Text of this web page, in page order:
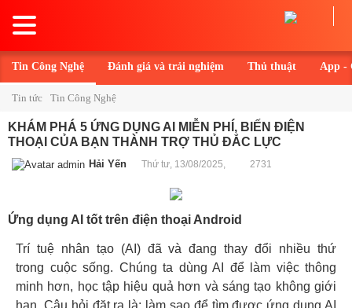
Toggle
navigation
Tin Công Nghệ Đánh giá và trải nghiệm Thủ thuật App -
Tin tức Tin Công Nghệ
KHÁM PHÁ 5 ỨNG DỤNG AI MIỄN PHÍ, BIẾN ĐIỆN
THOẠI CỦA BẠN THÀNH TRỢ THỦ ĐẮC LỰC
Hải Yến Thứ tư, 13/08/2025, 2731
Ứng dụng AI tốt trên điện thoại Android
Trí tuệ nhân tạo (AI) đã và đang thay đổi nhiều thứ
trong cuộc sống. Chúng ta dùng AI để làm việc thông
minh hơn, học tập hiệu quả hơn và sáng tạo không giới
hạn. Câu hỏi đặt ra là: làm sao để tìm được ứng dụng AI